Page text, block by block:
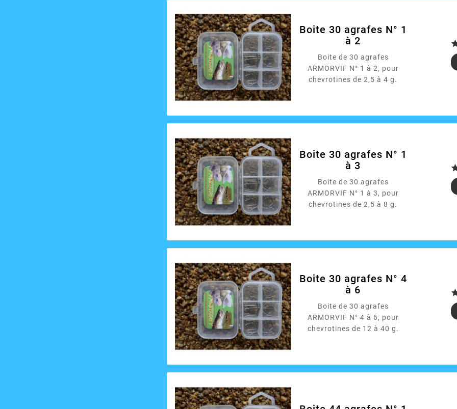
Boite 30 agrafes N° 1
à 2
Boite de 30 agrafes
ARMORVIF N° 1 à 2, pour
chevrotines de 2,5 à 4 g.
Boite 30 agrafes N° 1
à 3
Boite de 30 agrafes
ARMORVIF N° 1 à 3, pour
chevrotines de 2,5 à 8 g.
Boite 30 agrafes N° 4
à 6
Boite de 30 agrafes
ARMORVIF N° 4 à 6, pour
chevrotines de 12 à 40 g.